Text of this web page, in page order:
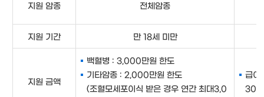
지원 암종 전체암종
지원 기간 만 18세 미만
지원 금액
백혈병 : 3,000만원 한도
기타암종 : 2,000만원 한도
(조혈모세포이식 받은 경우 연간 최대3,0
급여
300